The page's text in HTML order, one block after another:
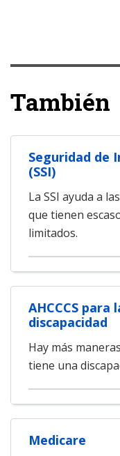
También
Seguridad de
(SSI)
La SSI ayuda a
que tienen
limitados.
AHCCCS para
discapacidad
Hay más
tiene una
Medicare